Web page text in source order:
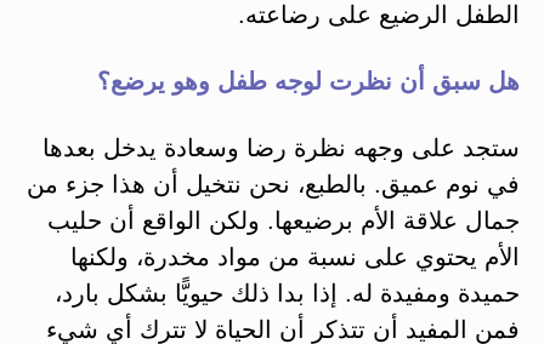
الطفل الرضيع على رضاعته.
هل سبق أن نظرت لوجه طفل وهو يرضع؟
ستجد على وجهه نظرة رضا وسعادة يدخل بعدها
في نوم عميق. بالطبع، نحن نتخيل أن هذا جزء من
جمال علاقة الأم برضيعها. ولكن الواقع أن حليب
الأم يحتوي على نسبة من مواد مخدرة، ولكنها
حميدة ومفيدة له. إذا بدا ذلك حيويًّا بشكل بارد،
فمن المفيد أن تتذكر أن الحياة لا تترك أي شيء